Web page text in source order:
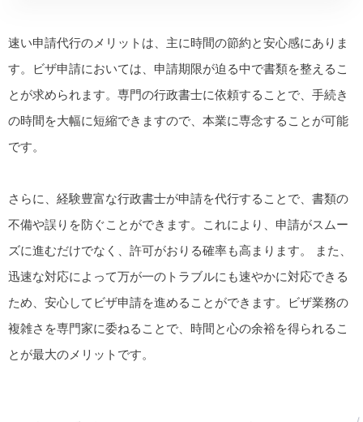
速い申請代行のメリットは、主に時間の節約と安心感にありま
す。ビザ申請においては、申請期限が迫る中で書類を整えるこ
とが求められます。専門の行政書士に依頼することで、手続き
の時間を大幅に短縮できますので、本業に専念することが可能
です。
さらに、経験豊富な行政書士が申請を代行することで、書類の
不備や誤りを防ぐことができます。これにより、申請がスムー
ズに進むだけでなく、許可がおりる確率も高まります。 また、
迅速な対応によって万が一のトラブルにも速やかに対応できる
ため、安心してビザ申請を進めることができます。ビザ業務の
複雑さを専門家に委ねることで、時間と心の余裕を得られるこ
とが最大のメリットです。